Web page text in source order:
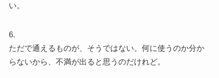
い。
6.
ただで通えるものが、そうではない。何に使うのか分か
らないから、不満が出ると思うのだけれど。